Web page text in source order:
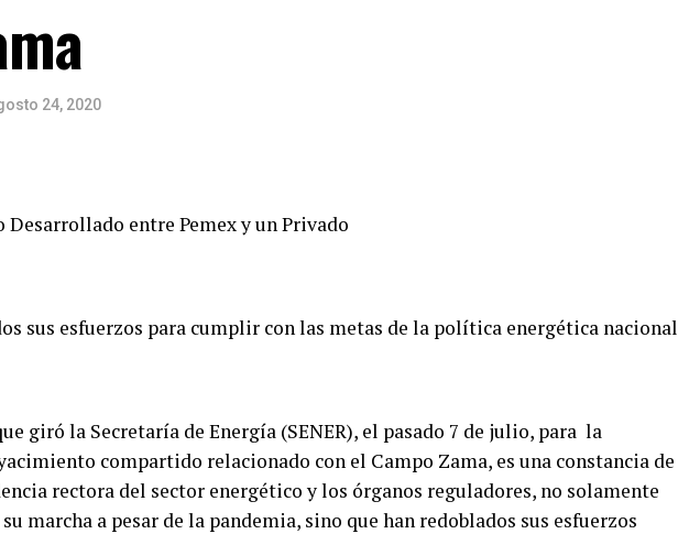
24, 2020
Desarrollado entre Pemex y un Privado
sus esfuerzos para cumplir con las metas de la política energética nacional
giró la Secretaría de Energía (SENER), el pasado 7 de julio, para la
compartido relacionado con el Campo Zama, es una constancia de
rectora del sector energético y los órganos reguladores, no solamente
marcha a pesar de la pandemia, sino que han redoblados sus esfuerzos